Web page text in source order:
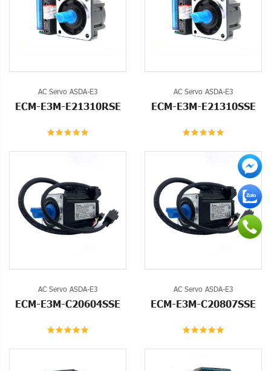
AC Servo ASDA-E3
ECM-E3M-E21310RSE
AC Servo ASDA-E3
ECM-E3M-E21310SSE
AC Servo ASDA-E3
ECM-E3M-C20604SSE
AC Servo ASDA-E3
ECM-E3M-C20807SSE